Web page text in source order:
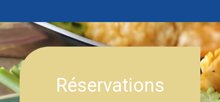
Réservations